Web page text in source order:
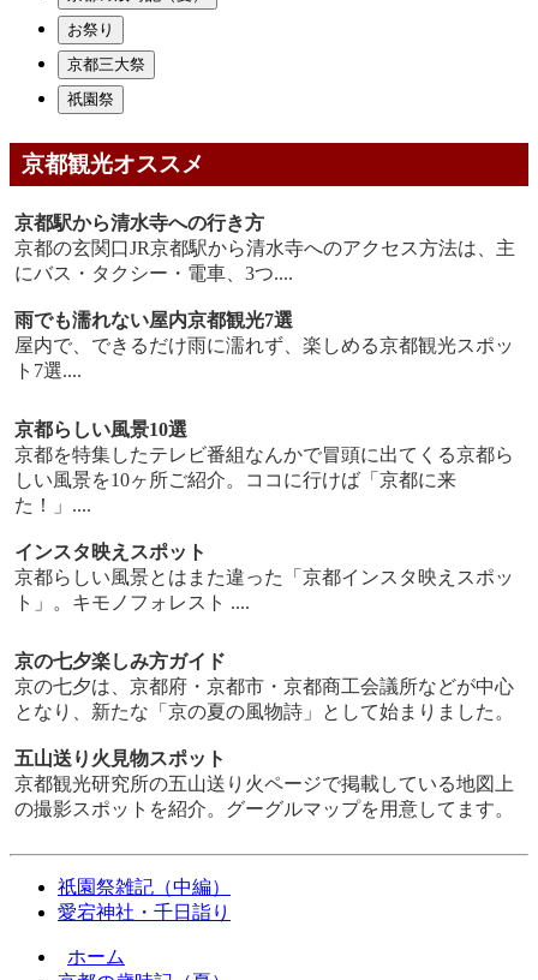
お祭り
京都三大祭
祇園祭
京都観光オススメ
京都駅から清水寺への行き方
京都の玄関口JR京都駅から清水寺へのアクセス方法は、主
にバス・タクシー・電車、3つ....
雨でも濡れない屋内京都観光7選
屋内で、できるだけ雨に濡れず、楽しめる京都観光スポッ
ト7選....
京都らしい風景10選
京都を特集したテレビ番組なんかで冒頭に出てくる京都ら
しい風景を10ヶ所ご紹介。ココに行けば「京都に来
た！」....
インスタ映えスポット
京都らしい風景とはまた違った「京都インスタ映えスポッ
ト」。キモノフォレスト ....
京の七夕楽しみ方ガイド
京の七夕は、京都府・京都市・京都商工会議所などが中心
となり、新たな「京の夏の風物詩」として始まりました。
五山送り火見物スポット
京都観光研究所の五山送り火ページで掲載している地図上
の撮影スポットを紹介。グーグルマップを用意してます。
祇園祭雑記（中編）
愛宕神社・千日詣り
ホーム